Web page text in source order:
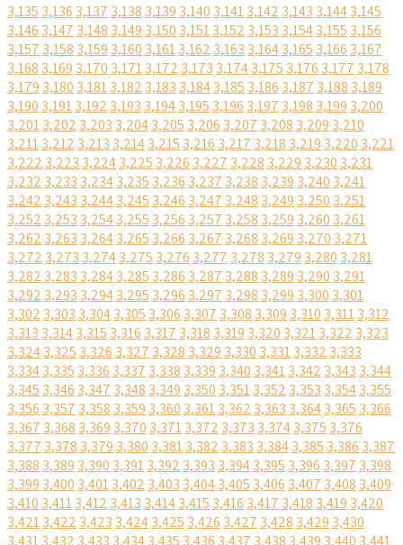
3,135 3,136 3,137 3,138 3,139 3,140 3,1413,142 3,143 3,1443,145
3,146 3,147 3,148 3,149 3,150 3,1513,152 3,153 3,1543,155 3,156
3,157 3,158 3,159 3,160 3,1613,162 3,163 3,1643,165 3,166 3,167
3,168 3,169 3,170 3,1713,172 3,173 3,1743,175 3,176 3,177 3,178
3,179 3,180 3,1813,182 3,183 3,1843,185 3,186 3,187 3,188 3,189
3,190 3,1913,192 3,193 3,1943,195 3,196 3,197 3,198 3,199 3,200
3,2013,202 3,203 3,2043,205 3,206 3,207 3,208 3,209 3,210
3,2113,212 3,213 3,2143,215 3,216 3,217 3,218 3,219 3,220 3,221
3,222 3,223 3,2243,225 3,226 3,227 3,228 3,229 3,230 3,231
3,232 3,233 3,2343,235 3,236 3,237 3,238 3,239 3,240 3,241
3,242 3,243 3,2443,245 3,246 3,247 3,248 3,249 3,250 3,251
3,252 3,253 3,2543,255 3,256 3,257 3,258 3,259 3,260 3,261
3,262 3,263 3,2643,265 3,266 3,267 3,268 3,269 3,270 3,271
3,272 3,273 3,2743,275 3,276 3,277 3,278 3,279 3,280 3,281
3,282 3,283 3,2843,285 3,286 3,287 3,288 3,289 3,290 3,291
3,292 3,293 3,2943,295 3,296 3,297 3,298 3,299 3,300 3,301
3,302 3,303 3,3043,305 3,306 3,307 3,308 3,309 3,310 3,3113,312
3,313 3,3143,315 3,316 3,317 3,318 3,319 3,320 3,3213,322 3,323
3,3243,325 3,326 3,327 3,328 3,329 3,330 3,3313,332 3,333
3,3343,335 3,336 3,337 3,338 3,339 3,340 3,3413,342 3,343 3,344
3,345 3,346 3,347 3,348 3,349 3,350 3,3513,352 3,353 3,3543,355
3,356 3,357 3,358 3,359 3,360 3,3613,362 3,363 3,3643,365 3,366
3,367 3,368 3,369 3,370 3,3713,372 3,373 3,3743,375 3,376
3,377 3,378 3,379 3,380 3,3813,382 3,383 3,3843,385 3,386 3,387
3,388 3,389 3,390 3,3913,392 3,393 3,3943,395 3,396 3,397 3,398
3,399 3,400 3,4013,402 3,403 3,4043,405 3,406 3,407 3,408 3,409
3,410 3,4113,412 3,413 3,4143,415 3,416 3,417 3,418 3,419 3,420
3,4213,422 3,423 3,4243,425 3,426 3,427 3,428 3,429 3,430